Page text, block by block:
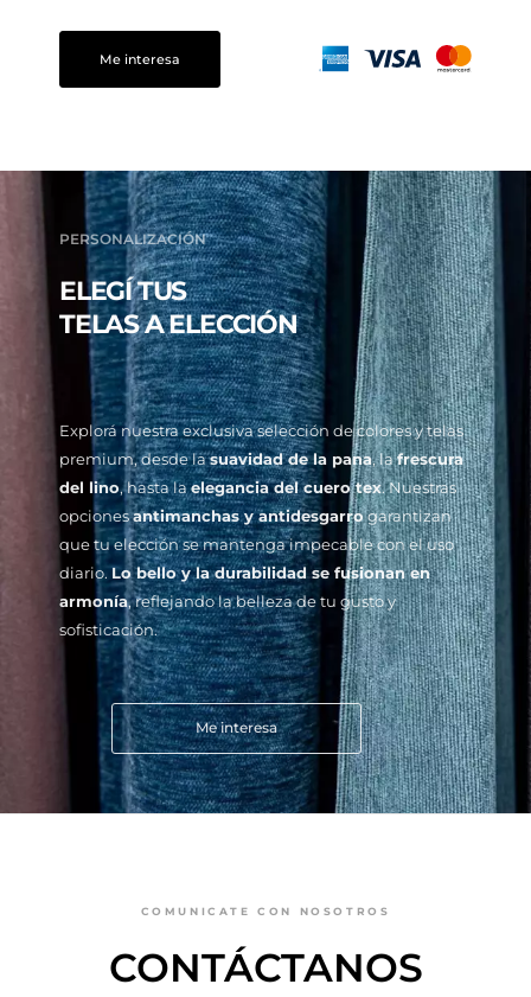
Me interesa
PERSONALIZACIÓN
ELEGÍ TUS
TELAS A ELECCIÓN
Explorá nuestra exclusiva selección de colores y telas
premium, desde lasuavidad de la pana, lafrescura
del lino, hasta laelegancia del cuero tex. Nuestras
opcionesantimanchas y antidesgarrogarantizan
que tu elección se mantenga impecable con el uso
diario.Lo bello y la durabilidad se fusionan en
armonía, reflejando la belleza de tu gusto y
sofisticación.
Me interesa
COMUNICATE CON NOSOTROS
CONTÁCTANOS